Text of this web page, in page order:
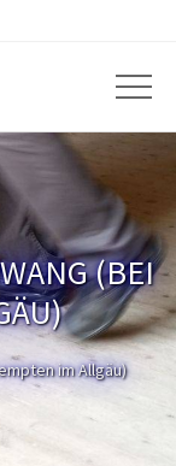
(BEI
im Allgäu)